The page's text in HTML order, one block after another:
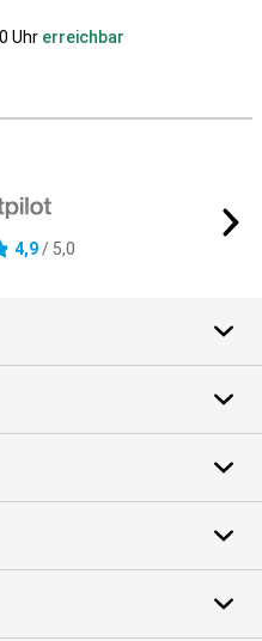
Uhr erreichbar
4,9/ 5,0